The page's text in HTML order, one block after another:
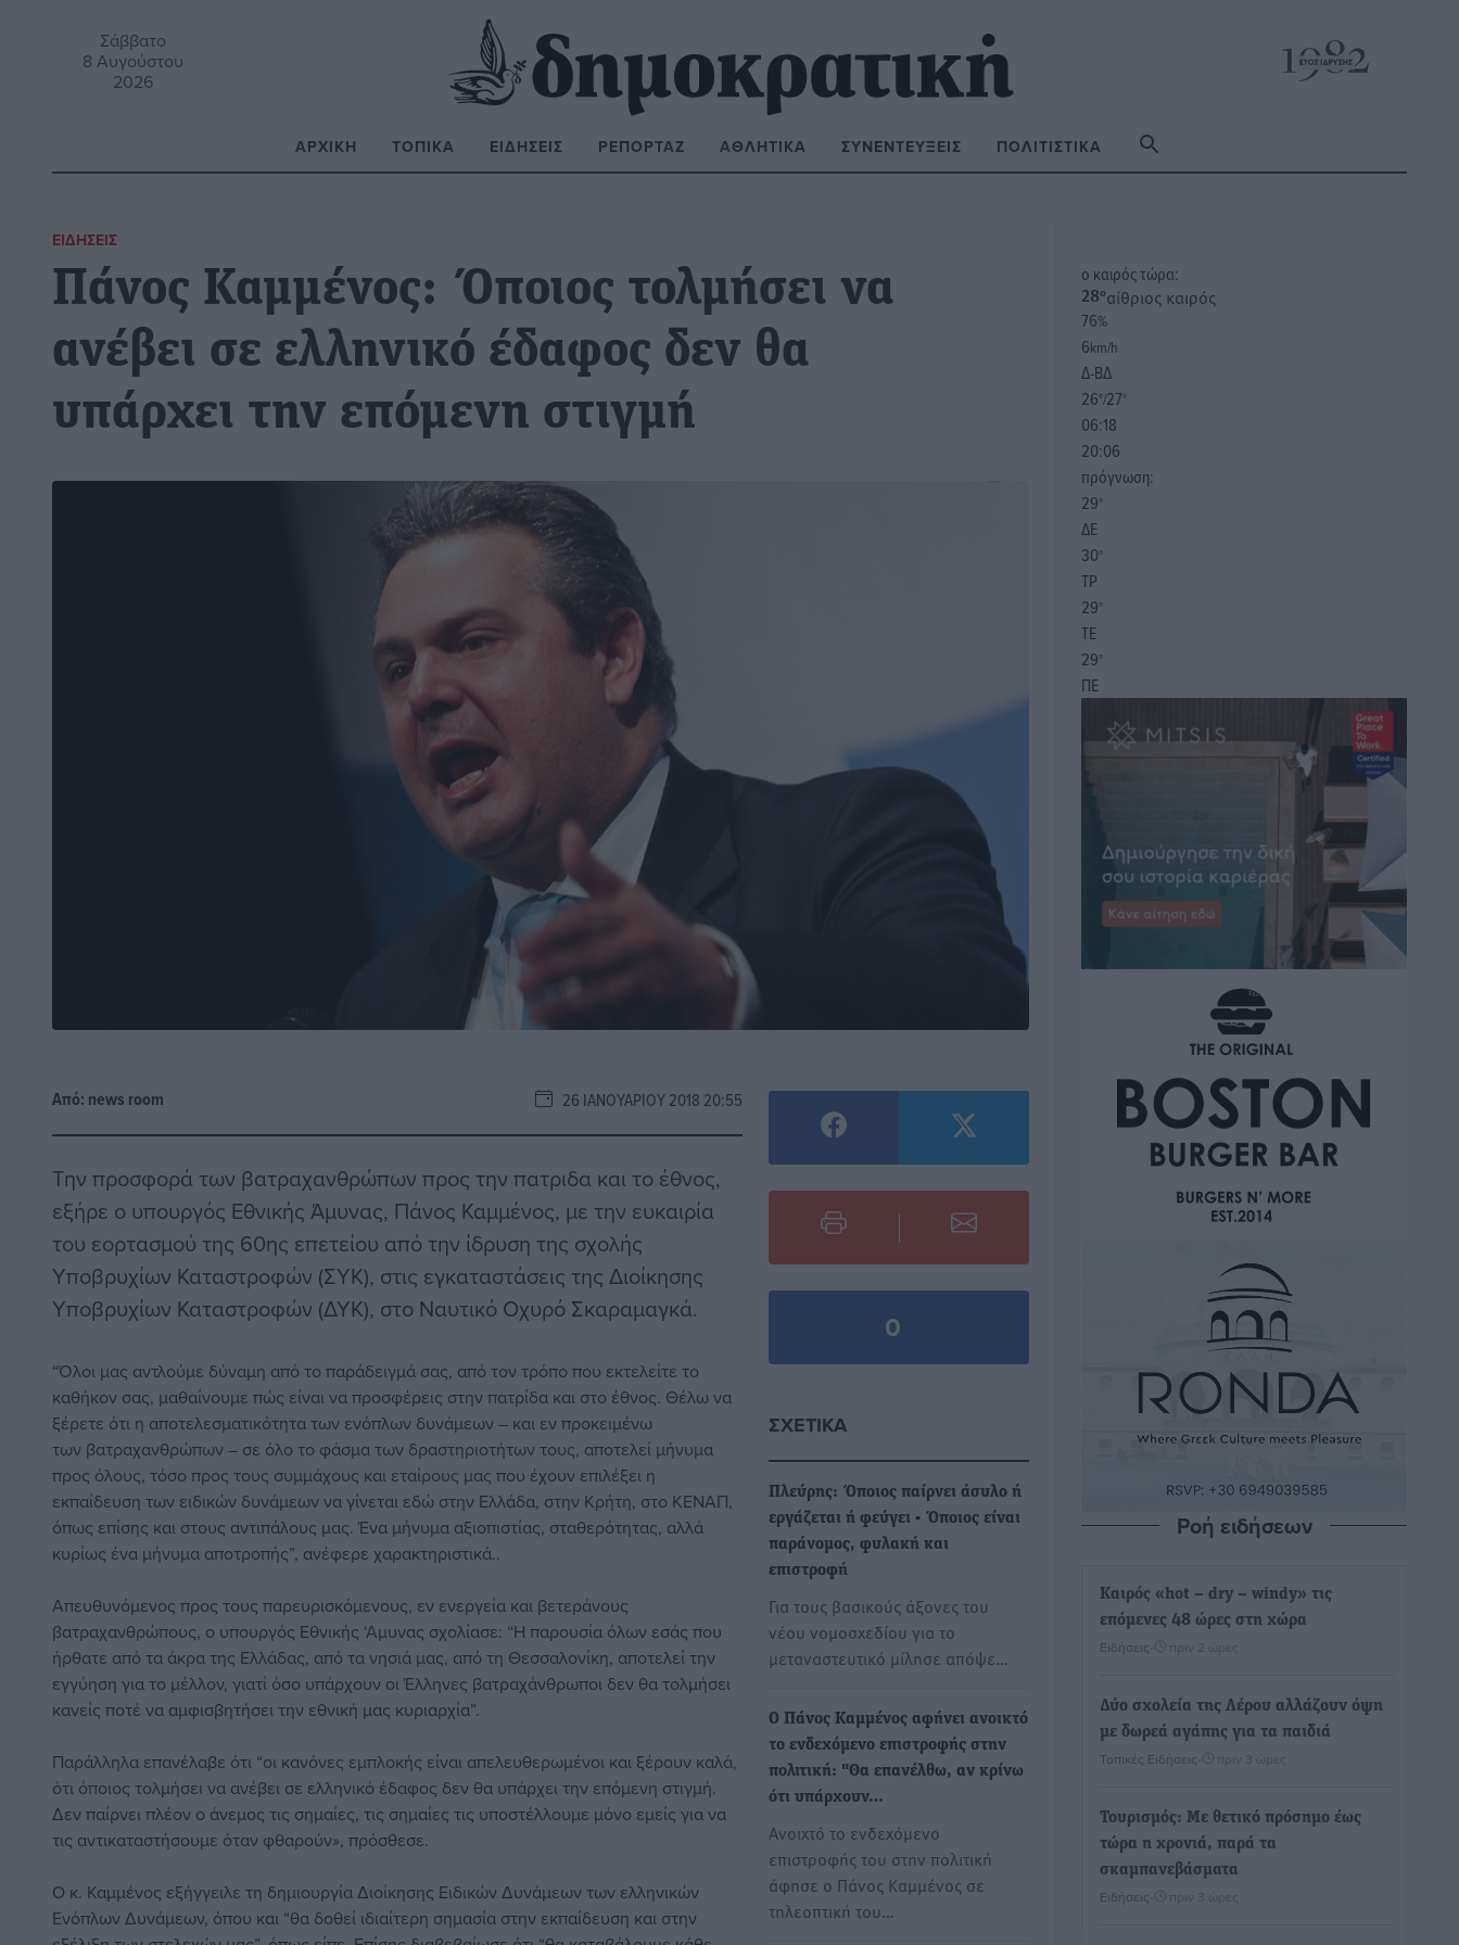
Σάββατο
8 Αυγούστου
2026
ΑΡΧΙΚΉ ΤΟΠΙΚΆ ΕΙΔΉΣΕΙΣ ΡΕΠΟΡΤΆΖ ΑΘΛΗΤΙΚΆ ΣΥΝΕΝΤΕΎΞΕΙΣ ΠΟΛΙΤΙΣΤΙΚΆ
ΕΙΔΉΣΕΙΣ
Πάνος Καμμένος: Όποιος τολμήσει να
ανέβει σε ελληνικό έδαφος δεν θα
υπάρχει την επόμενη στιγμή
Από: news room 26 ΙΑΝΟΥΑΡΊΟΥ 2018 20:55
Την προσφορά των βατραχανθρώπων προς την πατριδα και το έθνος,
εξήρε ο υπουργός Εθνικής Άμυνας, Πάνος Καμμένος, με την ευκαιρία
του εορτασμού της 60ης επετείου από την ίδρυση της σχολής
Υποβρυχίων Καταστροφών (ΣΥΚ), στις εγκαταστάσεις της Διοίκησης
Υποβρυχίων Καταστροφών (ΔΥΚ), στο Ναυτικό Οχυρό Σκαραμαγκά.
“Όλοι μας αντλούμε δύναμη από το παράδειγμά σας, από τον τρόπο που εκτελείτε το
καθήκον σας, μαθαίνουμε πώς είναι να προσφέρεις στην πατρίδα και στο έθνος. Θέλω να
ξέρετε ότι η αποτελεσματικότητα των ενόπλων δυνάμεων – και εν προκειμένω
των βατραχανθρώπων – σε όλο το φάσμα των δραστηριοτήτων τους, αποτελεί μήνυμα
προς όλους, τόσο προς τους συμμάχους και εταίρους μας που έχουν επιλέξει η
εκπαίδευση των ειδικών δυνάμεων να γίνεται εδώ στην Ελλάδα, στην Κρήτη, στο ΚΕΝΑΠ,
όπως επίσης και στους αντιπάλους μας. Ένα μήνυμα αξιοπιστίας, σταθερότητας, αλλά
κυρίως ένα μήνυμα αποτροπής”, ανέφερε χαρακτηριστικά..
Απευθυνόμενος προς τους παρευρισκόμενους, εν ενεργεία και βετεράνους
βατραχανθρώπους, ο υπουργός Εθνικής ‘Αμυνας σχολίασε: “Η παρουσία όλων εσάς που
ήρθατε από τα άκρα της Ελλάδας, από τα νησιά μας, από τη Θεσσαλονίκη, αποτελεί την
εγγύηση για το μέλλον, γιατί όσο υπάρχουν οι Έλληνες βατραχάνθρωποι δεν θα τολμήσει
κανείς ποτέ να αμφισβητήσει την εθνική μας κυριαρχία”.
Παράλληλα επανέλαβε ότι “οι κανόνες εμπλοκής είναι απελευθερωμένοι και ξέρουν καλά,
ότι όποιος τολμήσει να ανέβει σε ελληνικό έδαφος δεν θα υπάρχει την επόμενη στιγμή.
Δεν παίρνει πλέον ο άνεμος τις σημαίες, τις σημαίες τις υποστέλλουμε μόνο εμείς για να
τις αντικαταστήσουμε όταν φθαρούν», πρόσθεσε.
Ο κ. Καμμένος εξήγγειλε τη δημιουργία Διοίκησης Ειδικών Δυνάμεων των ελληνικών
Ενόπλων Δυνάμεων, όπου και “θα δοθεί ιδιαίτερη σημασία στην εκπαίδευση και στην
0
ΣΧΕΤΙΚΆ
Πλεύρης: Όποιος παίρνει άσυλο ή
εργάζεται ή φεύγει - Όποιος είναι
παράνομος, φυλακή και
επιστροφή
Για τους βασικούς άξονες του
νέου νομοσχεδίου για το
μεταναστευτικό μίλησε απόψε…
Ο Πάνος Καμμένος αφήνει ανοικτό
το ενδεχόμενο επιστροφής στην
πολιτική: "Θα επανέλθω, αν κρίνω
ότι υπάρχουν…
Ανοιχτό το ενδεχόμενο
επιστροφής του στην πολιτική
άφησε ο Πάνος Καμμένος σε
τηλεοπτική του…
o καιρός τώρα:
28°αίθριος καιρός
76%
6km/h
Δ-ΒΔ
26°/27°
06:18
20:06
πρόγνωση:
29°
ΔΕ
30°
ΤΡ
29°
ΤΕ
29°
ΠΕ
Ροή ειδήσεων
Καιρός «hot – dry – windy» τις
επόμενες 48 ώρες στη χώρα
Ειδήσεις πριν 2 ώρες
Δύο σχολεία της Λέρου αλλάζουν όψη
με δωρεά αγάπης για τα παιδιά
Τοπικές Ειδήσεις πριν 3 ώρες
Τουρισμός: Με θετικό πρόσημο έως
τώρα η χρονιά, παρά τα
σκαμπανεβάσματα
Ειδήσεις πριν 3 ώρες